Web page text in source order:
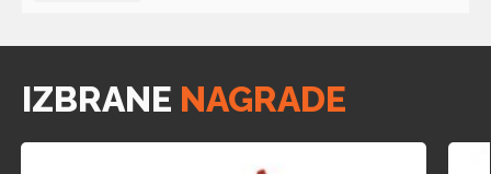
IZBRANE NAGRADE